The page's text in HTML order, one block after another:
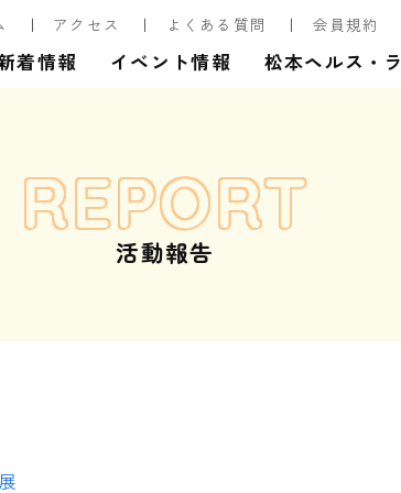
アクセス よくある質問 会員規約
着情報 イベント情報 松本ヘルス・
REPORT
活動報告